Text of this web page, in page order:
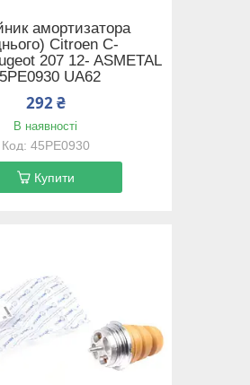
амортизатора
Citroen C-
207 12- ASMETAL
UA62
292 ₴
В наявності
45PE0930
Купити